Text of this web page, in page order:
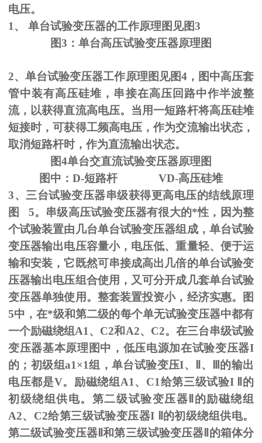
电压。
1、 单台试验变压器的工作原理图见图3
图3 ：单台高压试验变压器原理图
2、单台试验变压器工作原理图见图4 ，图中高压套
管中装有高压硅堆，串接在高压回路中作半波整
流，以获得直流高电压。当用一短路杆将高压硅堆
短接时，可获得工频高电压，作为交流输出状态，
取消短路杆时，作为直流输出状态。
图4单台交直流试验变压器原理图
图中： D-短路杆 VD-高压硅堆
3、三台试验变压器串级获得更高电压的结线原理
图 5。串级高压试验变压器有很大的*性，因为整
个试验装置由几台单台试验变压器组成，单台试验
变压器输出电压容量小，电压低、重量轻、便于运
输和安装，它既然可串接成高出几倍的单台试验变
压器输出电压组合使用，又可分开成几套单台试验
变压器单独使用。整套装置投资小，经济实惠。图
5中，在*级和第二级的每个单无试验变压器中都有
一个励磁绕组 A1 、 C2和 A2、 C2。在三台串级试验
变压器基本原理图中，低压电源加在试验变压器I
的；初级组a1×1组，单台试验变压I、 、
的输出
电压都是V。励磁绕组 A1 、 C1给第三级试验I
Ⅱ的
初级绕组供电。第二级试验变压器Ⅱ的励磁绕组
A2、C2给第三级试验变压器I Ⅱ的初级绕组供电。
第二级试验变压器Ⅱ和第三级试验变压器Ⅱ的箱体分